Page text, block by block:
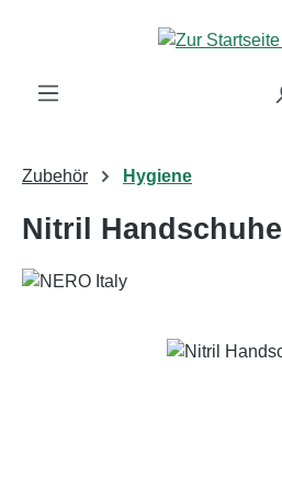
Zum Hauptinhalt springen
Zubehör Hygiene
Nitril Handschuhe
Bildergalerie überspringen